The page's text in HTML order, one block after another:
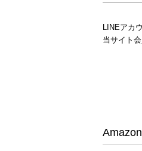
LINEアカ
当サイト